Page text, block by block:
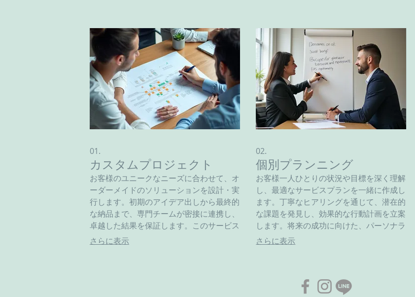
01.
カスタムプロジェクト
お客様のユニークなニーズに合わせて、オ
ーダーメイドのソリューションを設計・実
行します。初期のアイデア出しから最終的
な納品まで、専門チームが密接に連携し、
卓越した結果を保証します。このサービス
は、他にはない特定の目標達成を支援する
さらに表示
02.
個別プランニング
お客様一人ひとりの状況や目標を深く理解
し、最適なサービスプランを一緒に作成し
ます。丁寧なヒアリングを通じて、潜在的
な課題を発見し、効果的な行動計画を立案
します。将来の成功に向けた、パーソナラ
イズされたロードマップを提供します。
さらに表示